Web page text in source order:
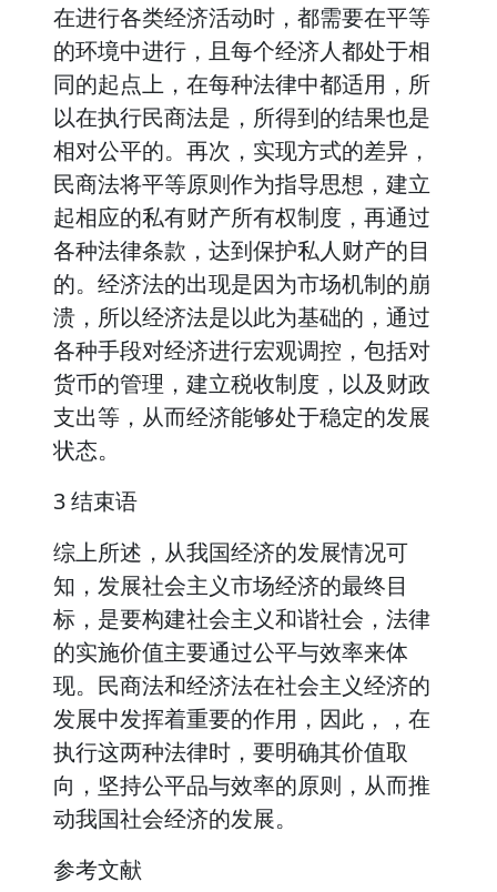
在进行各类经济活动时，都需要在平等
的环境中进行，且每个经济人都处于相
同的起点上，在每种法律中都适用，所
以在执行民商法是，所得到的结果也是
相对公平的。再次，实现方式的差异，
民商法将平等原则作为指导思想，建立
起相应的私有财产所有权制度，再通过
各种法律条款，达到保护私人财产的目
的。经济法的出现是因为市场机制的崩
溃，所以经济法是以此为基础的，通过
各种手段对经济进行宏观调控，包括对
货币的管理，建立税收制度，以及财政
支出等，从而经济能够处于稳定的发展
状态。
3 结束语
综上所述，从我国经济的发展情况可
知，发展社会主义市场经济的最终目
标，是要构建社会主义和谐社会，法律
的实施价值主要通过公平与效率来体
现。民商法和经济法在社会主义经济的
发展中发挥着重要的作用，因此，，在
执行这两种法律时，要明确其价值取
向，坚持公平品与效率的原则，从而推
动我国社会经济的发展。
参考文献